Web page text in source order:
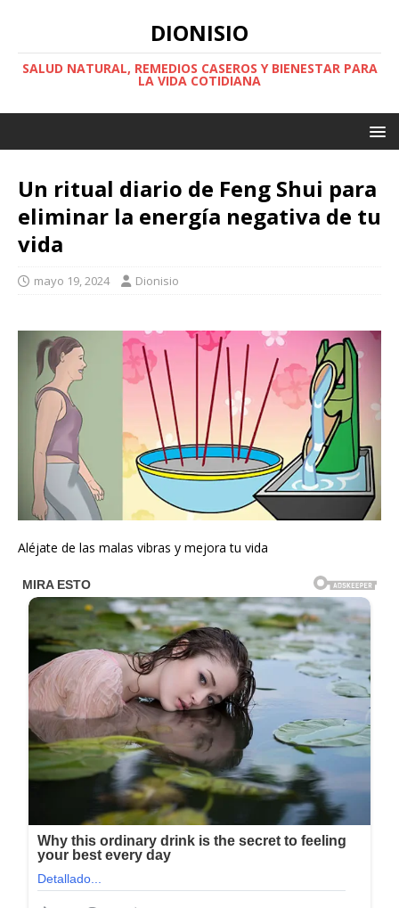
DIONISIO
SALUD NATURAL, REMEDIOS CASEROS Y BIENESTAR PARA
LA VIDA COTIDIANA
Un ritual diario de Feng Shui para
eliminar la energía negativa de tu
vida
mayo 19, 2024 Dionisio
Aléjate de las malas vibras y mejora tu vida